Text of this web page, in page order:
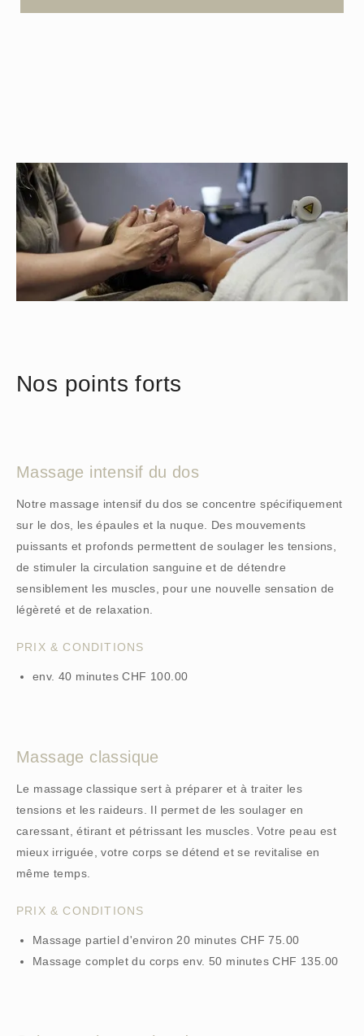
Nos points forts
Massage intensif du dos
Notre massage intensif du dos se concentre spécifiquement
sur le dos, les épaules et la nuque. Des mouvements
puissants et profonds permettent de soulager les tensions,
de stimuler la circulation sanguine et de détendre
sensiblement les muscles, pour une nouvelle sensation de
légèreté et de relaxation.
PRIX & CONDITIONS
env. 40 minutes CHF 100.00
Massage classique
Le massage classique sert à préparer et à traiter les
tensions et les raideurs. Il permet de les soulager en
caressant, étirant et pétrissant les muscles. Votre peau est
mieux irriguée, votre corps se détend et se revitalise en
même temps.
PRIX & CONDITIONS
Massage partiel d'environ 20 minutes CHF 75.00
Massage complet du corps env. 50 minutes CHF 135.00